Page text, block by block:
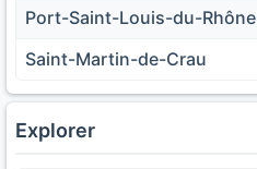
Port-Saint-Louis-du-Rhône
Saint-Martin-de-Crau
Explorer